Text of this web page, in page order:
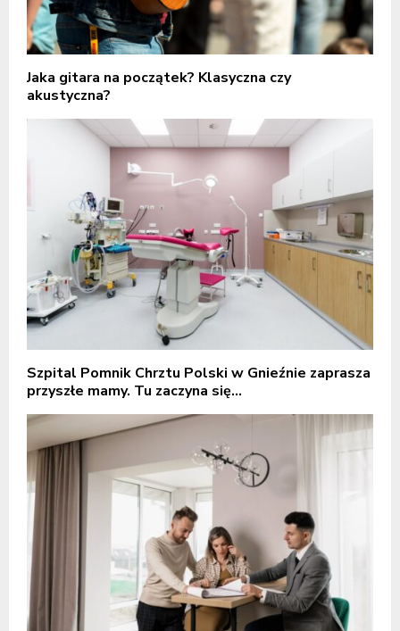
Jaka gitara na początek? Klasyczna czy
akustyczna?
Szpital Pomnik Chrztu Polski w Gnieźnie zaprasza
przyszłe mamy. Tu zaczyna się...